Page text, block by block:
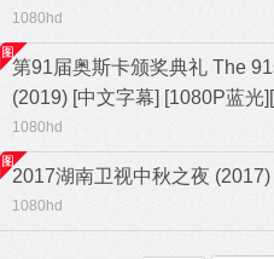
1080hd
第91届奥斯卡颁奖典礼 The
(2019) [中文字幕] [1080P蓝光
1080hd
2017湖南卫视中秋之夜
1080hd